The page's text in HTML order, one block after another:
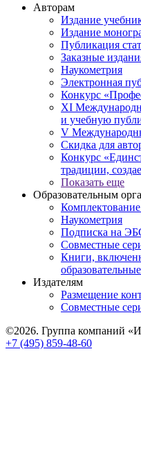
Авторам
Издание
Издание
Публикация
Заказные
Наукометрия
Электронная
Конкурс
XI
и учебную
V
Скидка для
Конкурс
традиции,
Показать еще
Образовательным
Наукометрия
Подписка на
Совместные
Книги,
Издателям
Размещение
Совместные
©2026. Группа компаний
+7 (495) 859-48-60